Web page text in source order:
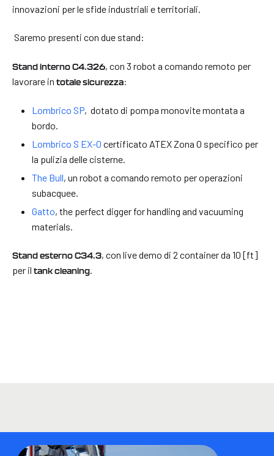
innovazioni per le sfide industriali e territoriali.
Saremo presenti con due stand:
Stand interno C4.326, con 3 robot a comando remoto per
lavorare in totale sicurezza:
Lombrico SP, dotato di pompa monovite montata a
bordo.
Lombrico S EX-0 certificato ATEX Zona 0 specifico per
la pulizia delle cisterne.
The Bull, un robot a comando remoto per operazioni
subacquee.
Gatto, the perfect digger for handling and vacuuming
materials.
Stand esterno C34.3, con live demo di 2 container da 10 [ft]
per il tank cleaning.